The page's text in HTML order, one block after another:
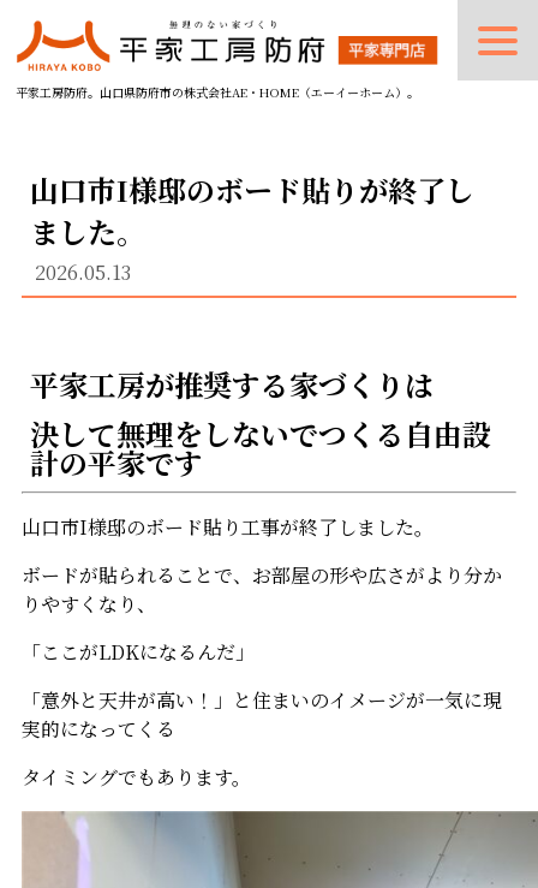
平家工房防府。山口県防府市の株式会社AE・HOME（エーイーホーム）。
山口市I様邸のボード貼りが終了し
ました。
2026.05.13
平家工房が推奨する家づくりは
決して無理をしないでつくる自由設
計の平家です
山口市I様邸のボード貼り工事が終了しました。
ボードが貼られることで、お部屋の形や広さがより分か
りやすくなり、
「ここがLDKになるんだ」
「意外と天井が高い！」と住まいのイメージが一気に現
実的になってくる
タイミングでもあります。